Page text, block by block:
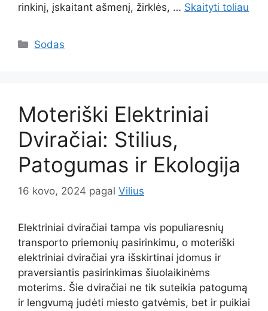
rinkinį, įskaitant ašmenį, žirklės, … Skaityti toliau
Kategorijos
Sodas
Moteriški Elektriniai
Dviračiai: Stilius,
Patogumas ir Ekologija
16 kovo, 2024 pagal Vilius
Elektriniai dviračiai tampa vis populiaresnių
transporto priemonių pasirinkimu, o moteriški
elektriniai dviračiai yra išskirtinai įdomus ir
praversiantis pasirinkimas šiuolaikinėms
moterims. Šie dviračiai ne tik suteikia patogumą
ir lengvumą judėti miesto gatvėmis, bet ir puikiai